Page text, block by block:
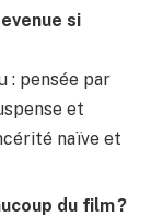
si
: pensée par
et
naïve et
du film ?